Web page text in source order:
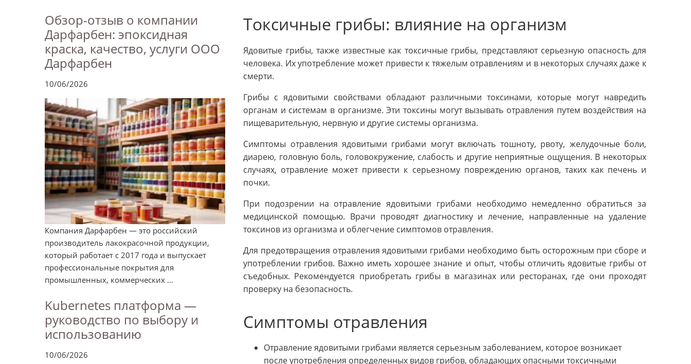
Обзор-отзыв о компании
Дарфарбен: эпоксидная
краска, качество, услуги ООО
Дарфарбен
10/06/2026
Компания Дарфарбен — это российский
производитель лакокрасочной продукции,
который работает с 2017 года и выпускает
профессиональные покрытия для
промышленных, коммерческих ...
Kubernetes платформа —
руководство по выбору и
использованию
10/06/2026
Токсичные грибы: влияние на организм
Ядовитые грибы, также известные как токсичные грибы, представляют серьезную опасность для
человека. Их употребление может привести к тяжелым отравлениям и в некоторых случаях даже к
смерти.
Грибы с ядовитыми свойствами обладают различными токсинами, которые могут навредить
органам и системам в организме. Эти токсины могут вызывать отравления путем воздействия на
пищеварительную, нервную и другие системы организма.
Симптомы отравления ядовитыми грибами могут включать тошноту, рвоту, желудочные боли,
диарею, головную боль, головокружение, слабость и другие неприятные ощущения. В некоторых
случаях, отравление может привести к серьезному повреждению органов, таких как печень и
почки.
При подозрении на отравление ядовитыми грибами необходимо немедленно обратиться за
медицинской помощью. Врачи проводят диагностику и лечение, направленные на удаление
токсинов из организма и облегчение симптомов отравления.
Для предотвращения отравления ядовитыми грибами необходимо быть осторожным при сборе и
употреблении грибов. Важно иметь хорошее знание и опыт, чтобы отличить ядовитые грибы от
съедобных. Рекомендуется приобретать грибы в магазинах или ресторанах, где они проходят
проверку на безопасность.
Симптомы отравления
Отравление ядовитыми грибами является серьезным заболеванием, которое возникает
после употребления определенных видов грибов, обладающих опасными токсичными